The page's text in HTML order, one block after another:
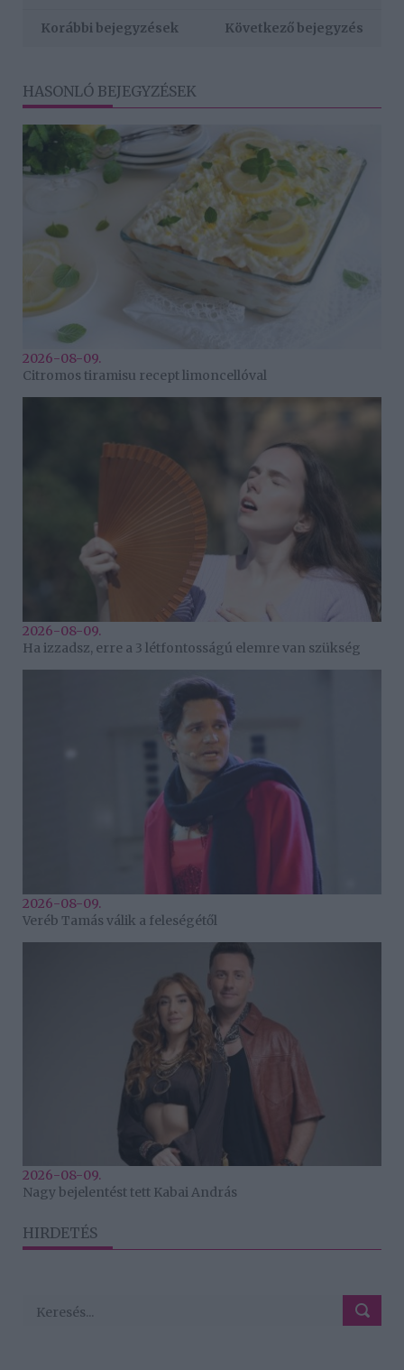
Korábbi bejegyzések Következő bejegyzés
HASONLÓ BEJEGYZÉSEK
2026-08-09.
Citromos tiramisu recept limoncellóval
2026-08-09.
Ha izzadsz, erre a 3 létfontosságú elemre van szükség
2026-08-09.
Veréb Tamás válik a feleségétől
2026-08-09.
Nagy bejelentést tett Kabai András
HIRDETÉS